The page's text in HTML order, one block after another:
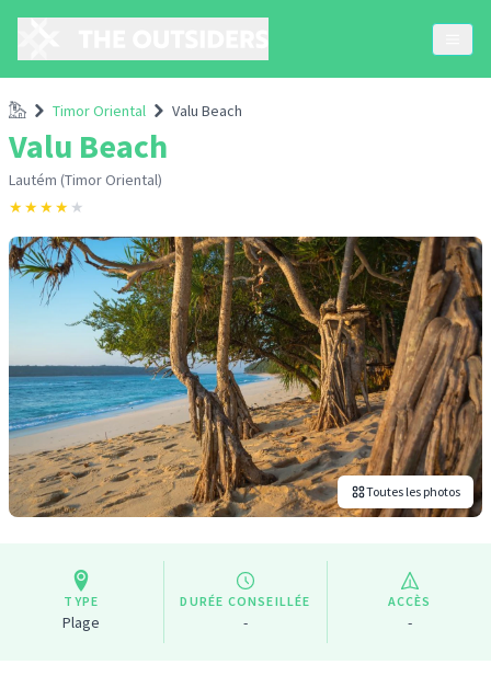
AccueilTimor Oriental Valu Beach
Valu Beach
Lautém (Timor Oriental)
★★★★ ★
Toutes les photos
TYPE
Plage
DURÉE CONSEILLÉE
-
ACCÈS
-